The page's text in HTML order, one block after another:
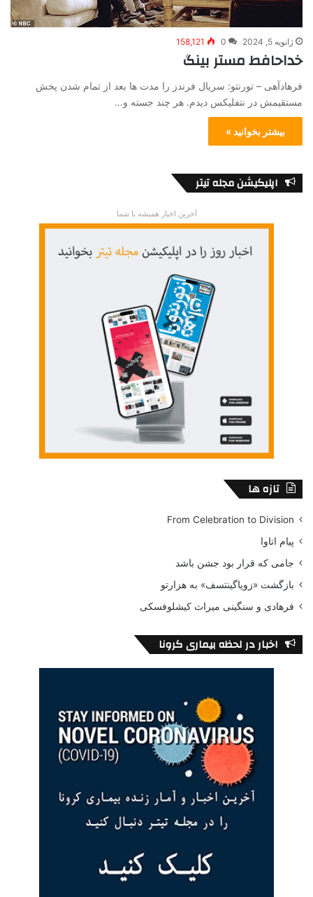
ژانویه 5, 2024 0
158,121
خداحافط مستر بینگ
فرهاد‌آهی – تورنتو: سریال فرندز را مدت ها بعد از تمام شدن پخش
مستقیمش در نتفلیکس دیدم. هر چند جسته و…
بیشتر بخوانید »
اپلیکیشن مجله تیتر
آخرین اخبار همیشه با شما
تازه ها
From Celebration to Division
پیام اتاوا
جامی که قرار بود جشن باشد
بازگشت «زویاگینتسف» به هزارتو
فرهادی و سنگینی میراث کیشلوفسکی
اخبار در لحظه بیماری کرونا